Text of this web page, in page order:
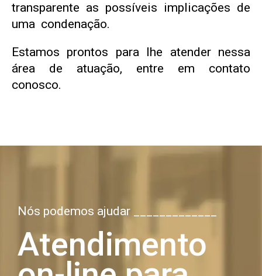
transparente as possíveis implicações de
uma condenação.
Estamos prontos para lhe atender nessa
área de atuação, entre em contato
conosco.
Nós podemos ajudar _____________
Atendimento